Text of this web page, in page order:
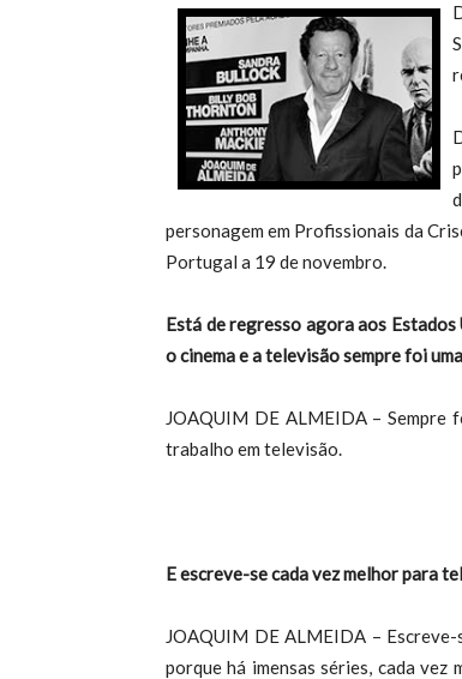
personagem em Profissionais da
Portugal a 19 de novembro.
Está de regresso agora aos
o cinema e a televisão sempre foi
JOAQUIM DE ALMEIDA – Sempre
trabalho em televisão.
E escreve-se cada vez melhor para
JOAQUIM DE ALMEIDA –
porque há imensas séries, cada vez